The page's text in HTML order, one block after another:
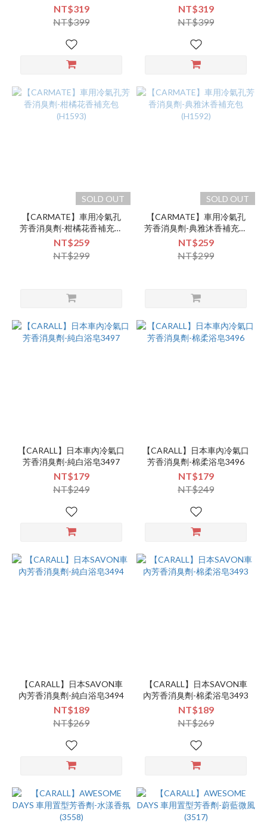
(H1583)
NT$319
NT$399
(H1582)
NT$319
NT$399
SOLD OUT
【CARMATE】車用冷氣孔
芳香消臭劑-柑橘花香補充包
(H1593)
NT$259
NT$299
SOLD OUT
【CARMATE】車用冷氣孔
芳香消臭劑-典雅沐香補充包
(H1592)
NT$259
NT$299
【CARALL】日本車內冷氣口
芳香消臭劑-純白浴皂3497
NT$179
NT$249
【CARALL】日本車內冷氣口
芳香消臭劑-棉柔浴皂3496
NT$179
NT$249
【CARALL】日本SAVON車
內芳香消臭劑-純白浴皂3494
NT$189
NT$269
【CARALL】日本SAVON車
內芳香消臭劑-棉柔浴皂3493
NT$189
NT$269